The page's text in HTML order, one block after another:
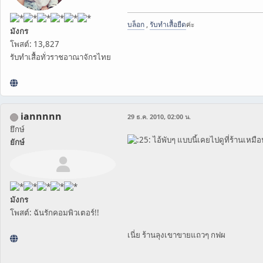
มังกร
โพสต์: 13,827
รับทำเสื้อทั่วราชอาณาจักรไทย
บล็อก , รับทำเสื้อยืดค่ะ
iannnnn
ยึกษ์
ยักษ์
มังกร
โพสต์: ฉันรักคอมพิวเตอร์!!
29 ธ.ค. 2010, 02:00 น.
ไอ้พับๆ แบบนี้เคยไปดูที่ร้านเหมื
เนี่ย ร้านลุงเขาขายแถวๆ กฟผ